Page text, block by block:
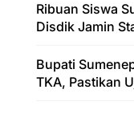
Ribuan Siswa
Disdik Jamin
Bupati
TKA, Pastikan